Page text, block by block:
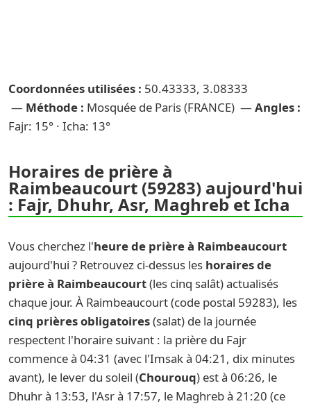
Coordonnées utilisées : 50.43333, 3.08333
— Méthode : Mosquée de Paris (FRANCE) — Angles :
Fajr: 15° · Icha: 13°
Horaires de prière à
Raimbeaucourt (59283) aujourd'hui
: Fajr, Dhuhr, Asr, Maghreb et Icha
Vous cherchez l'heure de prière à Raimbeaucourt
aujourd'hui ? Retrouvez ci-dessus les horaires de
prière à Raimbeaucourt(les cinq salât) actualisés
chaque jour. À Raimbeaucourt (code postal 59283), les
cinq prières obligatoires(salat) de la journée
respectent l'horaire suivant : la prière du Fajr
commence à 04:31 (avec l'Imsak à 04:21, dix minutes
avant), le lever du soleil (Chourouq) est à 06:26, le
Dhuhr à 13:53, l'Asr à 17:57, le Maghreb à 21:20 (ce